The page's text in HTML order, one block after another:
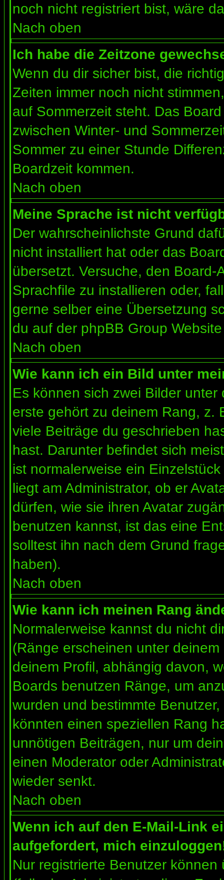
noch nicht registriert bist, wäre
Nach oben
Ich habe die Zeitzone
Wenn du dir sicher bist, die
Zeiten immer noch nicht
auf Sommerzeit steht. Das
zwischen Winter- und
Sommer zu einer Stunde
Boardzeit kommen.
Nach oben
Meine Sprache ist nicht
Der wahrscheinlichste Grund
nicht installiert hat oder das
übersetzt. Versuche, den
Sprachfile zu installieren oder,
gerne selber eine Übersetzung
du auf der phpBB Group
Nach oben
Wie kann ich ein Bild unter
Es können sich zwei Bilder
erste gehört zu deinem Rang, z.
viele Beiträge du geschrieben
hast. Darunter befindet sich
ist normalerweise ein
liegt am Administrator, ob er
dürfen, wie sie ihren Avatar
benutzen kannst, ist das eine
solltest ihn nach dem Grund
haben).
Nach oben
Wie kann ich meinen Rang
Normalerweise kannst du nicht
(Ränge erscheinen unter
deinem Profil, abhängig davon,
Boards benutzen Ränge, um
wurden und bestimmte
könnten einen speziellen Rang
unnötigen Beiträgen, nur um
einen Moderator oder
wieder senkt.
Nach oben
Wenn ich auf den E-Mail-Link
aufgefordert, mich
Nur registrierte Benutzer